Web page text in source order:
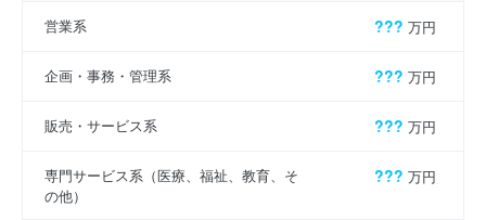
営業系 ??? 万円
企画・事務・管理系 ??? 万円
販売・サービス系 ??? 万円
専門サービス系（医療、福祉、教育、そ
の他）
??? 万円